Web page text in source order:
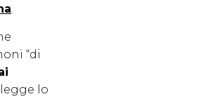
“di
legge lo